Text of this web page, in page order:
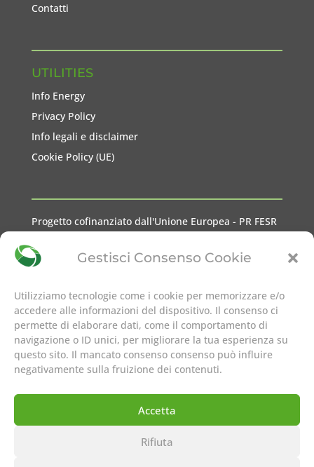
Gestisci Consenso Cookie
Utilizziamo tecnologie come i cookie per memorizzare e/o
accedere alle informazioni del dispositivo. Il consenso ci
permette di elaborare dati, come il comportamento di
navigazione o ID unici, per migliorare la tua esperienza su
questo sito. Il mancato consenso consenso può influire
negativamente sulla fruizione dei contenuti.
Accetta
Rifiuta
Contatti
UTILITIES
Info Energy
Privacy Policy
Info legali e disclaimer
Cookie Policy (UE)
Progetto cofinanziato dall'Unione Europea - PR FESR
seguici su